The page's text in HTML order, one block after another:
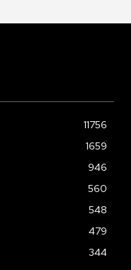
11756
1659
946
560
548
479
344